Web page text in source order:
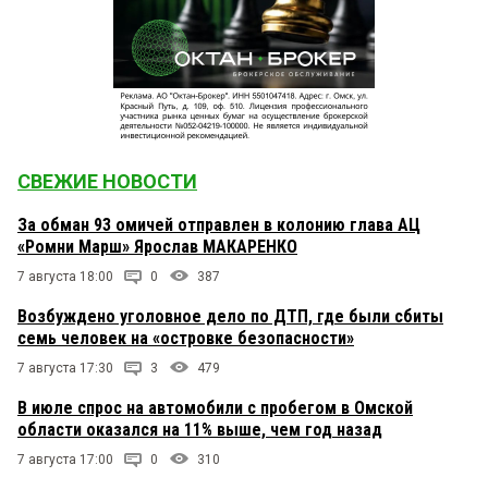
СВЕЖИЕ НОВОСТИ
За обман 93 омичей отправлен в колонию глава АЦ
«Ромни Марш» Ярослав МАКАРЕНКО
7 августа 18:00 0 387
Возбуждено уголовное дело по ДТП, где были сбиты
семь человек на «островке безопасности»
7 августа 17:30 3 479
В июле спрос на автомобили с пробегом в Омской
области оказался на 11% выше, чем год назад
7 августа 17:00 0 310